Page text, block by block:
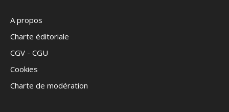
A propos
Charte éditoriale
CGV - CGU
Cookies
Charte de modération